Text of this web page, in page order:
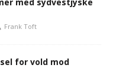
med sydvestjyske
Frank Toft
for vold mod